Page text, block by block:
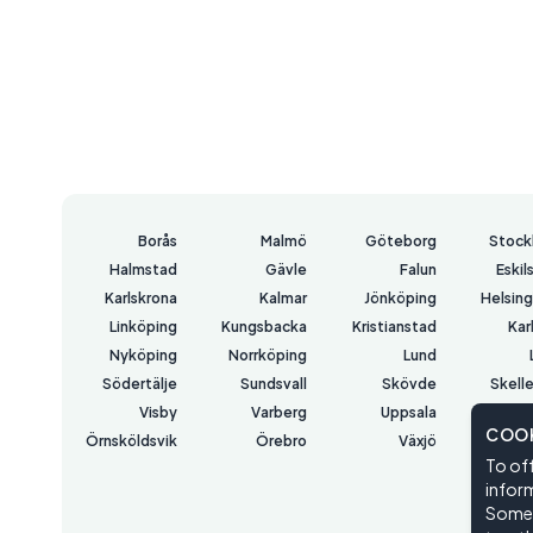
Göteborg
Malmö
Borås
Falun
Gävle
Halmstad
Jönköping
Kalmar
Karlskrona
Kristianstad
Kungsbacka
Linköping
Lund
Norrköping
Nyköping
Skövde
Sundsvall
Södertälje
Uppsala
Varberg
Visby
Växjö
Örebro
Örnsköldsvik
To